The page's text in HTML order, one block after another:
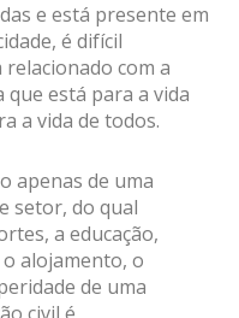
e está presente em
é difícil
com a
está para a vida
a vida de todos.
apenas de uma
setor, do qual
a educação,
alojamento, o
de uma